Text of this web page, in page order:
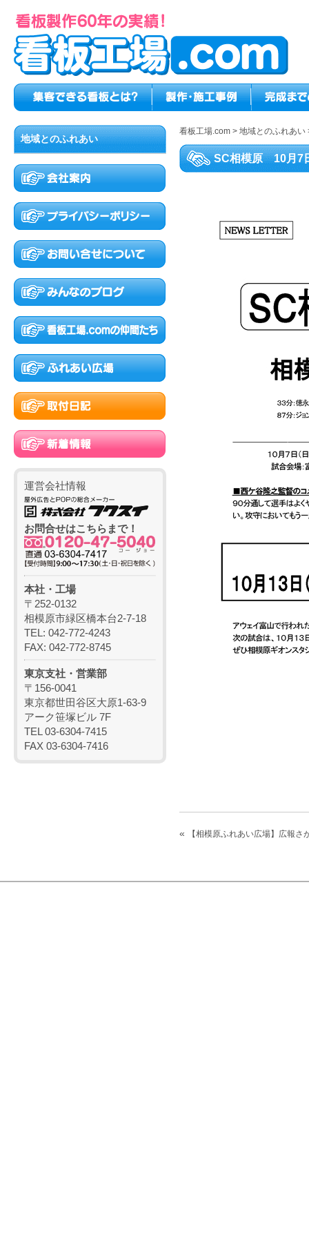
看板工場.com > 地域とのふれあい
SC相模原 10月7
« 【相模原ふれあい広場】広報
地域とのふれあい
運営会社情報
お問合せはこちらまで！
本社・工場
〒252-0132
相模原市緑区橋本台2-7-18
TEL: 042-772-4243
FAX: 042-772-8745
東京支社・営業部
〒156-0041
東京都世田谷区大原1-63-9
アーク笹塚ビル 7F
TEL 03-6304-7415
FAX 03-6304-7416